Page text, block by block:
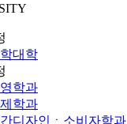
대학
학과
학과
디자인ㆍ소비자학과